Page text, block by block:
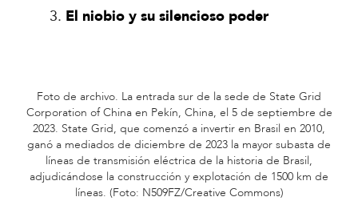
El niobio y su silencioso poder
Foto de archivo. La entrada sur de la sede de State Grid
Corporation of China en Pekín, China, el 5 de septiembre de
2023. State Grid, que comenzó a invertir en Brasil en 2010,
ganó a mediados de diciembre de 2023 la mayor subasta de
líneas de transmisión eléctrica de la historia de Brasil,
adjudicándose la construcción y explotación de 1500 km de
líneas. (Foto: N509FZ/Creative Commons)